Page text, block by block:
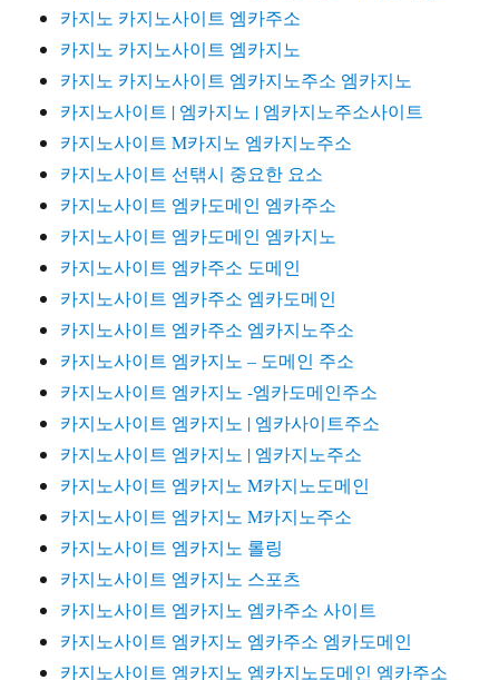
카지노 카지노사이트 엠카주소
카지노 카지노사이트 엠카지노
카지노 카지노사이트 엠카지노주소 엠카지노
카지노사이트 | 엠카지노 | 엠카지노주소사이트
카지노사이트 M카지노 엠카지노주소
카지노사이트 선탞시 중요한 요소
카지노사이트 엠카도메인 엠카주소
카지노사이트 엠카도메인 엠카지노
카지노사이트 엠카주소 도메인
카지노사이트 엠카주소 엠카도메인
카지노사이트 엠카주소 엠카지노주소
카지노사이트 엠카지노 – 도메인 주소
카지노사이트 엠카지노 -엠카도메인주소
카지노사이트 엠카지노 | 엠카사이트주소
카지노사이트 엠카지노 | 엠카지노주소
카지노사이트 엠카지노 M카지노도메인
카지노사이트 엠카지노 M카지노주소
카지노사이트 엠카지노 롤링
카지노사이트 엠카지노 스포츠
카지노사이트 엠카지노 엠카주소 사이트
카지노사이트 엠카지노 엠카주소 엠카도메인
카지노사이트 엠카지노 엠카지노도메인 엠카주소